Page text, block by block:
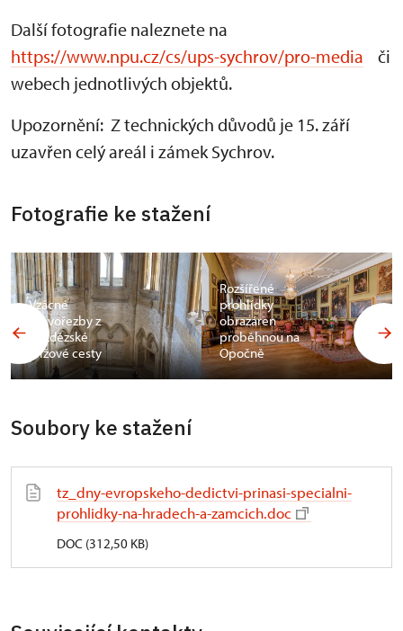
Další fotografie naleznete na
https://www.npu.cz/cs/ups-sychrov/pro-media či
webech jednotlivých objektů.
Upozornění: Z technických důvodů je 15. září
uzavřen celý areál i zámek Sychrov.
Fotografie ke stažení
Vzácné
dřevořezby z
bezdězské
křížové cesty
Rozšířené
prohlídky
obrazáren
proběhnou na
Opočně
Soubory ke stažení
tz_dny-evropskeho-dedictvi-prinasi-specialni-
prohlidky-na-hradech-a-zamcich.doc
DOC (312,50 KB)